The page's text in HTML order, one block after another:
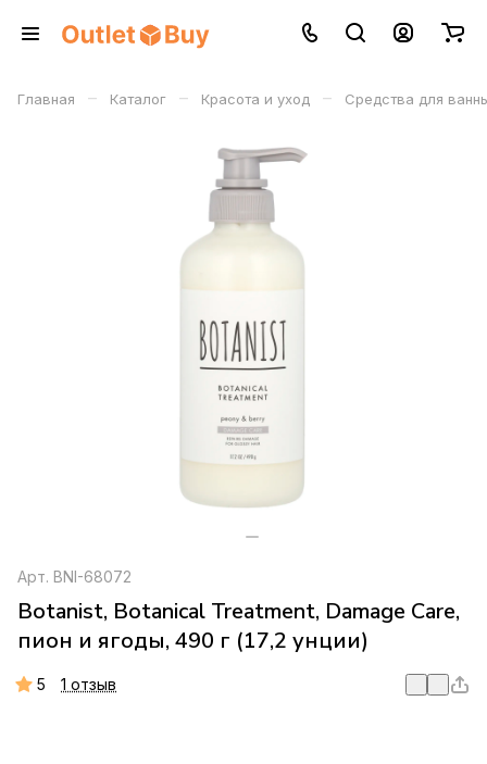
Главная – Каталог – Красота и уход – Средства для
Арт. BNI-68072
Botanist, Botanical Treatment, Damage Care,
пион и ягоды, 490 г (17,2 унции)
5 1 отзыв